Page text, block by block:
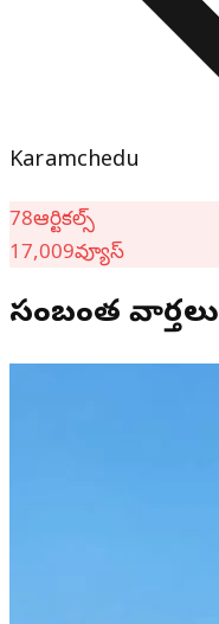
Karamchedu
78ఆర్టికల్స్
17,009వ్యూస్
సంబంధిత వార్తలు